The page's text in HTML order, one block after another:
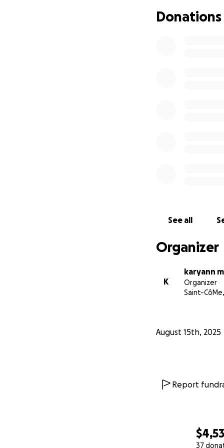
37
dont je
difficile. Je
traverser cette
Donations
See all
Organizer
K
karyann
Organizer
Saint-
August 15th, 2025
Report